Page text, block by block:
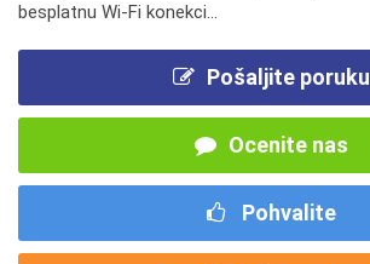
besplatnu Wi-Fi konekci...
Pošaljite poruku
Ocenite nas
Pohvalite